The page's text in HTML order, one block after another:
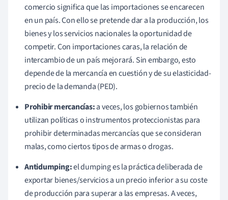
comercio significa que las importaciones se encarecen
en un país. Con ello se pretende dar a la producción, los
bienes y los servicios nacionales la oportunidad de
competir. Con importaciones caras, la relación de
intercambio de un país mejorará. Sin embargo, esto
depende de la mercancía en cuestión y de su elasticidad-
precio de la demanda (PED).
Prohibir mercancías:a veces, los gobiernos también
utilizan políticas o instrumentos proteccionistas para
prohibir determinadas mercancías que se consideran
malas, como ciertos tipos de armas o drogas.
Antidumping:el dumping es la práctica deliberada de
exportar bienes/servicios a un precio inferior a su coste
de producción para superar a las empresas. A veces,